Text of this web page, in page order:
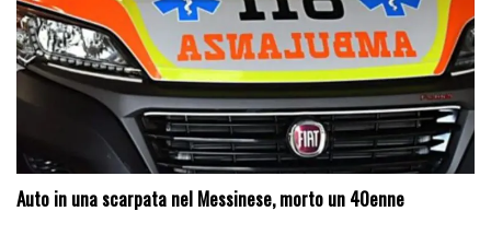
Auto in una scarpata nel Messinese, morto un 40enne